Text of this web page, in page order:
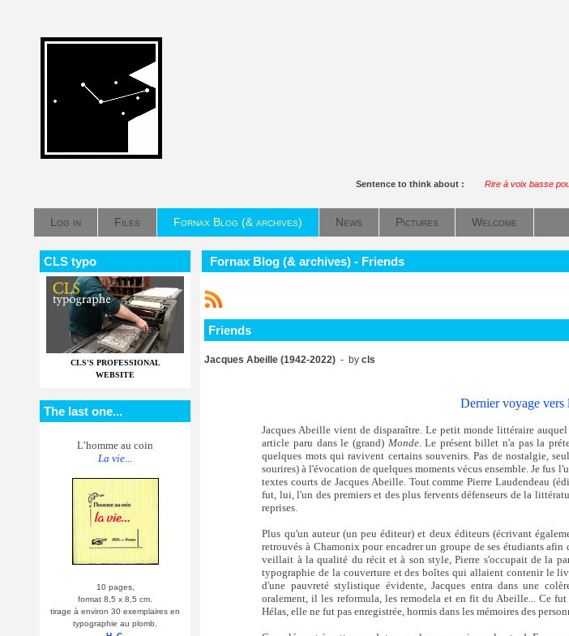
Sentence to think about : Rire à voix basse
Log in Files Fornax Blog (& archives) News Pictures Welcome
CLS typo
CLS'S PROFESSIONAL
WEBSITE
The last one...
L’homme au coin
La vie...
10 pages,
format 8,5 x 8,5 cm.
tirage à environ 30 exemplaires en
typographie au plomb.
Fornax Blog (& archives) - Friends
Friends
Jacques Abeille (1942-2022) - by cls
Dernier voyage vers
Jacques Abeille vient de disparaître. Le petit monde littéraire
article paru dans le (grand) Monde. Le présent billet n'a pas la
quelques mots qui ravivent certains souvenirs. Pas de nostalgie,
sourires) à l'évocation de quelques moments vécus ensemble. Je fus
textes courts de Jacques Abeille. Tout comme Pierre Laudendeau
fut, lui, l'un des premiers et des plus fervents défenseurs de la
reprises.
Plus qu'un auteur (un peu éditeur) et deux éditeurs (écrivant
retrouvés à Chamonix pour encadrer un groupe de ses étudiants
veillait à la qualité du récit et à son style, Pierre s'occupait de la
typographie de la couverture et des boîtes qui allaient contenir le
d'une pauvreté stylistique évidente, Jacques entra dans une
oralement, il les reformula, les remodela et en fit du Abeille... Ce
Hélas, elle ne fut pas enregistrée, hormis dans les mémoires des